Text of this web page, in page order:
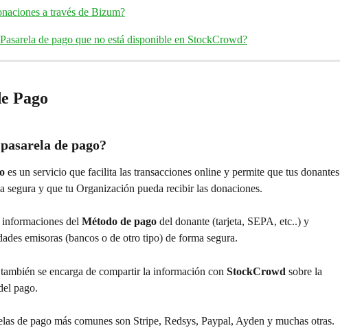
a través de Bizum?
de pago que no está disponible en StockCrowd?
Pago
de pago?
es un servicio que facilita las transacciones online y permite que tus donantes
segura y que tu Organización pueda recibir las donaciones.
informaciones del Método de pago del donante (tarjeta, SEPA, etc..) y
emisoras (bancos o de otro tipo) de forma segura.
también se encarga de compartir la información con StockCrowd sobre la
pago.
de pago más comunes son Stripe, Redsys, Paypal, Ayden y muchas otras.